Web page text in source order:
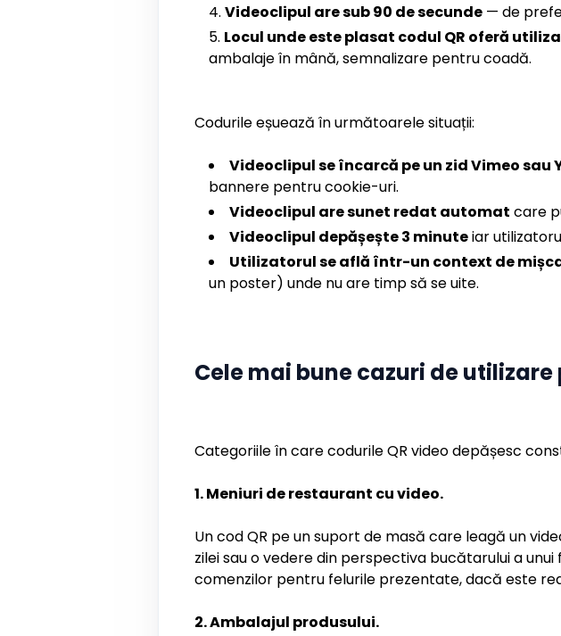
Videoclipul are sub 90 de secunde— de
Locul unde este plasat codul QR oferă
ambalaje în mână, semnalizare pentru coadă.
Codurile eșuează în următoarele situații:
Videoclipul se încarcă pe un zid Vimeo sau
bannere pentru cookie-uri.
Videoclipul are sunet redat automat care
Videoclipul depășește 3 minuteiar
Utilizatorul se află într-un context de
un poster) unde nu are timp să se uite.
Cele mai bune cazuri de
Categoriile în care codurile QR video depășesc
1. Meniuri de restaurant cu video.
Un cod QR pe un suport de masă care leagă un
zilei sau o vedere din perspectiva bucătarului a
comenzilor pentru felurile prezentate, dacă este
2. Ambalajul produsului.